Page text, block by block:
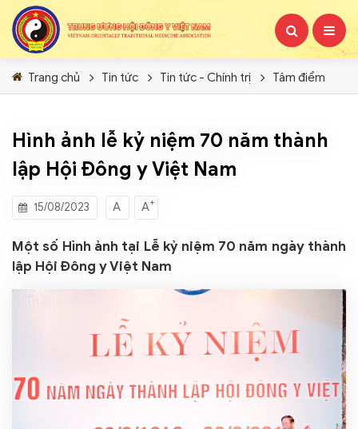
Trang chủ Tin tức Tin tức - Chính trị Tâm điểm
Hình ảnh lễ kỷ niệm 70 năm thành
lập Hội Đông y Việt Nam
15/08/2023 A A+
Một số Hình ảnh tại Lễ kỷ niệm 70 năm ngày thành
lập Hội Đông y Việt Nam